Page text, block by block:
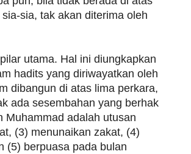
sia, tak akan diterima oleh
utama. Hal ini diungkapkan
hadits yang diriwayatkan oleh
dibangun di atas lima perkara,
ada sesembahan yang berhak
Muhammad adalah utusan
(3) menunaikan zakat, (4)
(5) berpuasa pada bulan